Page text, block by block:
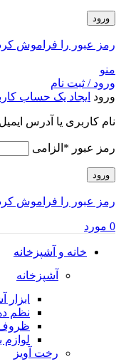
ورود
رمز عبور را فراموش
منو
ورود / ثبت نام
ورود ایجاد یک حساب
نام کاربری یا آدرس ایمیل
رمز عبور * الزامی
ورود
رمز عبور را فراموش
0 مورد
خانه و آشپزخانه
آشپزخانه
ابزار
نظم
ظروف
لوازم
رخت آویز